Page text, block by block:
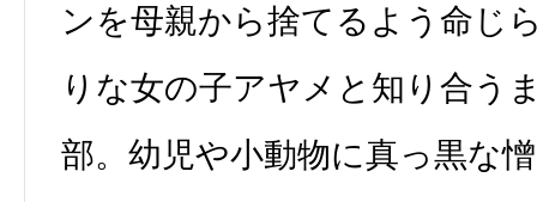
ンを母親から捨てるよう命じ
りな女の子アヤメと知り合う
部。幼児や小動物に真っ黒な